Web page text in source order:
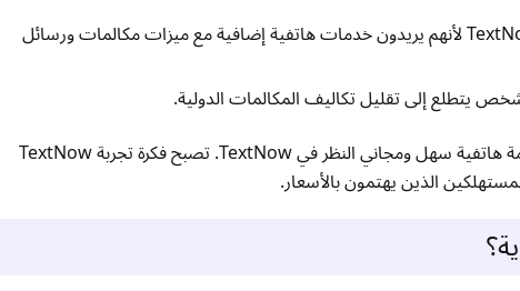
يستفيد المستخدمون ذوو الميزانية المحدودة من TextNow لأنهم يريدون خدمات هاتفية إضافية مع ميزات مكالمات ورسائل
يتطلع إلى تقليل تكاليف المكالمات الدولية.
يجب على جميع المستخدمين الذين يحتاجون إلى خيار خدمة هاتفية سهل ومجاني النظر في TextNow. تصبح فكرة تجربة TextNow
الذين يهتمون بالأسعار.